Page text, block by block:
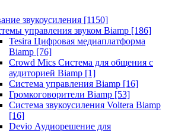
звукоусиления [1150]
управления звуком Biamp [186]
Tesira Цифровая медиаплатформа
Biamp [76]
Crowd Mics Система для общения с
аудиторией Biamp [1]
Система управления Biamp [16]
Громкоговорители Biamp [53]
Система звукоусиления Voltera Biamp
[16]
Devio Аудиорешение для